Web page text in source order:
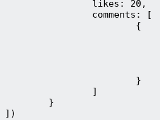
		likes: 20,
		comments: [
			{
			}
		]
	}
])